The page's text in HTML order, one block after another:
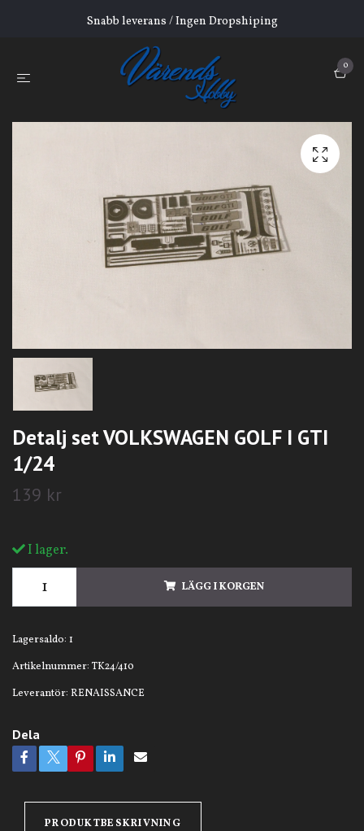
Snabb leverans / Ingen Dropshiping
0
Detalj set VOLKSWAGEN GOLF I GTI
1/24
139 kr
I lager.
LÄGG I KORGEN
Lagersaldo: 1
Artikelnummer: TK24/410
Leverantör: RENAISSANCE
Dela
PRODUKTBESKRIVNING